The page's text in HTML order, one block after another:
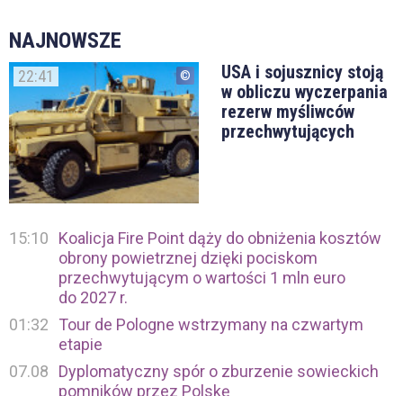
NAJNOWSZE
22:41
USA i sojusznicy stoją
w obliczu wyczerpania
rezerw myśliwców
przechwytujących
15:10
Koalicja Fire Point dąży do obniżenia kosztów
obrony powietrznej dzięki pociskom
przechwytującym o wartości 1 mln euro
do 2027 r.
01:32
Tour de Pologne wstrzymany na czwartym
etapie
07.08
Dyplomatyczny spór o zburzenie sowieckich
pomników przez Polskę